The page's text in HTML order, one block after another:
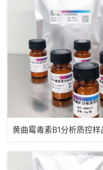
黄曲霉毒素B1分析质控样